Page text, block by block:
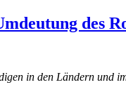
des
in den Ländern und